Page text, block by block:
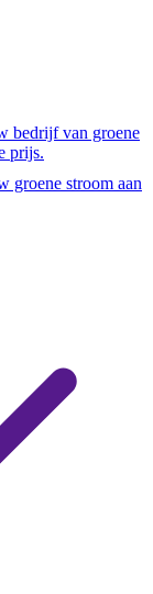
bedrijf van groene
prijs.
groene stroom aan